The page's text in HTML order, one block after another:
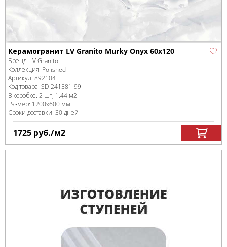
Керамогранит LV Granito Murky Onyx 60x120
Бренд: LV Granito
Коллекция: Polished
Артикул: 892104
Код товара: SD-241581-99
В коробке: 2 шт, 1.44 м2
Размер: 1200x600 мм
Сроки доставки: 30 дней
1725 руб./м2